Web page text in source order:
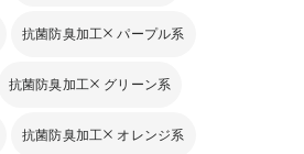
抗菌防臭加工 パープル系
抗菌防臭加工 グリーン系
抗菌防臭加工 オレンジ系